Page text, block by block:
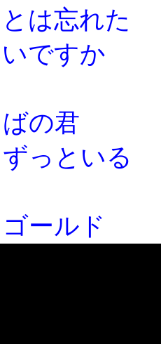
は忘れた
ですか
の君
っといる
ールド